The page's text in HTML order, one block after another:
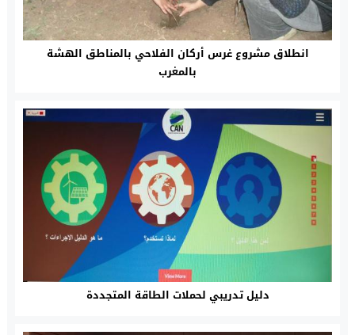
انطلاق مشروع غرس أركان الفلاحي بالمناطق الهشة
بالمغرب
دليل تدريبي لحملات الطاقة المتجددة